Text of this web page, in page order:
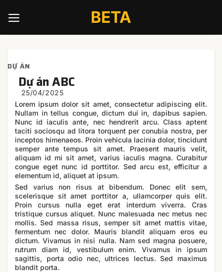
content
BETA
DỰ ÁN
Dự án ABC
Lorem ipsum dolor sit amet, consectetur adipiscing elit.
Nullam in tellus congue, dictum dui in, dapibus sapien.
Nunc id iaculis ante, nec hendrerit arcu. Class aptent
taciti sociosqu ad litora torquent per conubia nostra, per
inceptos himenaeos. Proin vehicula lacinia dolor, tincidunt
semper ante tempus sit amet. Praesent mauris velit,
aliquam id mi sit amet, varius iaculis magna. Curabitur
congue eget nunc id porttitor. Sed arcu est, efficitur a
elementum id, aliquet at ipsum.
Sed varius non risus at bibendum. Donec elit sem,
scelerisque sit amet porttitor a, ullamcorper quis elit.
Proin cursus nulla eget erat interdum viverra. Cras
tristique cursus aliquet. Nunc malesuada nec metus nec
mollis. Sed massa risus, semper sit amet mattis vitae,
fermentum nec dolor. Mauris blandit aliquam eros eu
dictum. Vivamus in nisi nulla. Nam sed magna posuere,
rutrum diam id, vestibulum enim. Vivamus in ipsum
sagittis, porta odio nec, ultrices lectus. Sed maximus
blandit porta.